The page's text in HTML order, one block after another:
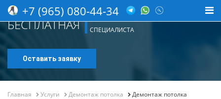
+7 (965) 080-44-34
БЕСПЛАТНАЯ
КОНСУЛЬТАЦИЯ
СПЕЦИАЛИСТА
Оставить заявку
Главная Услуги Демонтаж потолка Демонтаж потолка